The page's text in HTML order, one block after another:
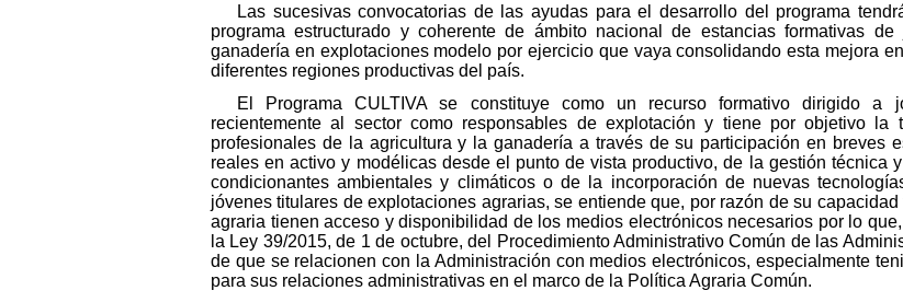
Las sucesivas convocatorias de las ayudas para el desarrollo del programa
programa estructurado y coherente de ámbito nacional de estancias formativas
ganadería en explotaciones modelo por ejercicio que vaya consolidando esta mejora
diferentes regiones productivas del país.
El Programa CULTIVA se constituye como un recurso formativo dirigido a
recientemente al sector como responsables de explotación y tiene por objetivo la
profesionales de la agricultura y la ganadería a través de su participación en breves
reales en activo y modélicas desde el punto de vista productivo, de la gestión técnica
condicionantes ambientales y climáticos o de la incorporación de nuevas
jóvenes titulares de explotaciones agrarias, se entiende que, por razón de su
agraria tienen acceso y disponibilidad de los medios electrónicos necesarios por lo
la Ley 39/2015, de 1 de octubre, del Procedimiento Administrativo Común de las
de que se relacionen con la Administración con medios electrónicos, especialmente
para sus relaciones administrativas en el marco de la Política Agraria Común.